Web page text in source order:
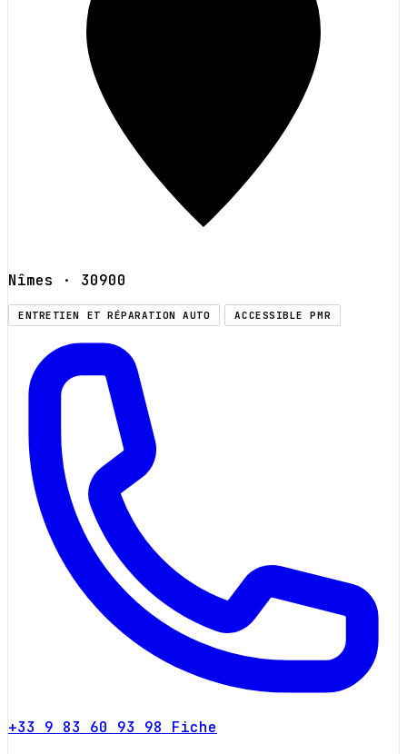
Nîmes · 30900
ENTRETIEN ET RÉPARATION AUTO ACCESSIBLE PMR
+33 9 83 60 93 98 Fiche